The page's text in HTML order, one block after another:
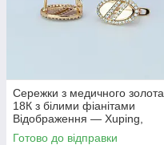
Сережки з медичного золота
18К з білими фіанітами
Відображення — Xuping,
15×9 мм, 2.8 г, арт. 59402
Готово до відправки